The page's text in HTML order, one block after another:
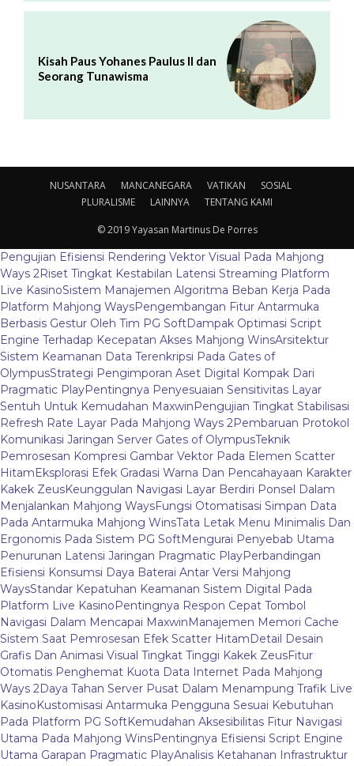
Kisah Paus Yohanes Paulus II dan
Seorang Tunawisma
NUSANTARA MANCANEGARA VATIKAN
SOSIAL
PLURALISME
LAINNYA TENTANG KAMI
© 2019 Yayasan Martinus De Porres
Pengujian Efisiensi Rendering Vektor Visual Pada Mahjong
Ways 2Riset Tingkat Kestabilan Latensi Streaming Platform
Live KasinoSistem Manajemen Algoritma Beban Kerja Pada
Platform Mahjong WaysPengembangan Fitur Antarmuka
Berbasis Gestur Oleh Tim PG SoftDampak Optimasi Script
Engine Terhadap Kecepatan Akses Mahjong WinsArsitektur
Sistem Keamanan Data Terenkripsi Pada Gates of
OlympusStrategi Pengimporan Aset Digital Kompak Dari
Pragmatic PlayPentingnya Penyesuaian Sensitivitas Layar
Sentuh Untuk Kemudahan MaxwinPengujian Tingkat Stabilisasi
Refresh Rate Layar Pada Mahjong Ways 2Pembaruan Protokol
Komunikasi Jaringan Server Gates of OlympusTeknik
Pemrosesan Kompresi Gambar Vektor Pada Elemen Scatter
HitamEksplorasi Efek Gradasi Warna Dan Pencahayaan Karakter
Kakek ZeusKeunggulan Navigasi Layar Berdiri Ponsel Dalam
Menjalankan Mahjong WaysFungsi Otomatisasi Simpan Data
Pada Antarmuka Mahjong WinsTata Letak Menu Minimalis Dan
Ergonomis Pada Sistem PG SoftMengurai Penyebab Utama
Penurunan Latensi Jaringan Pragmatic PlayPerbandingan
Efisiensi Konsumsi Daya Baterai Antar Versi Mahjong
WaysStandar Kepatuhan Keamanan Sistem Digital Pada
Platform Live KasinoPentingnya Respon Cepat Tombol
Navigasi Dalam Mencapai MaxwinManajemen Memori Cache
Sistem Saat Pemrosesan Efek Scatter HitamDetail Desain
Grafis Dan Animasi Visual Tingkat Tinggi Kakek ZeusFitur
Otomatis Penghemat Kuota Data Internet Pada Mahjong
Ways 2Daya Tahan Server Pusat Dalam Menampung Trafik Live
KasinoKustomisasi Antarmuka Pengguna Sesuai Kebutuhan
Pada Platform PG SoftKemudahan Aksesibilitas Fitur Navigasi
Utama Pada Mahjong WinsPentingnya Efisiensi Script Engine
Utama Garapan Pragmatic PlayAnalisis Ketahanan Infrastruktur